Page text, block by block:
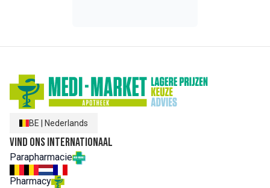
BE Nederlands
Vind ons internationaal
Parapharmacie
Pharmacy